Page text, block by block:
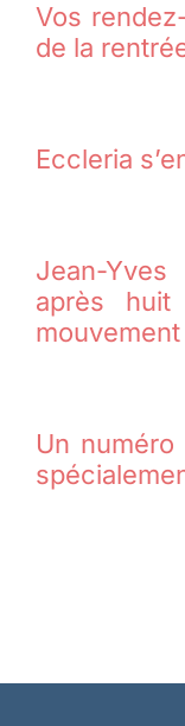
Vos
de la
Eccleria
Jean-
après
mouvement
Un